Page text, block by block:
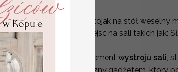
uroku.
numerek stojak na stół weselny
dodatkowych miejsc na sali takich jak:
stołów stanowi element wystroju sali,
jak i również praktyczny gadżetem, który